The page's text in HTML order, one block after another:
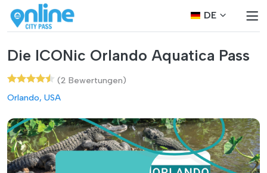
DE
Die ICONic Orlando Aquatica Pass
(2 Bewertungen)
Orlando, USA